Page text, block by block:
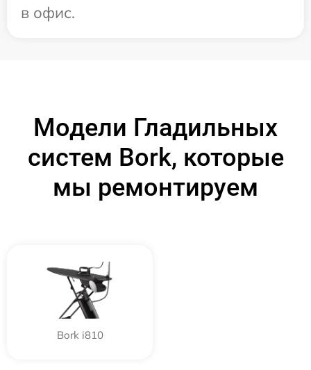
в офис.
Модели Гладильных
систем Bork, которые
мы ремонтируем
Bork i810